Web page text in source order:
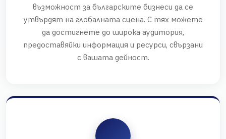
възможност за българските бизнеси да се
утвърдят на глобалната сцена. С тях можете
да достигнете до широка аудитория,
предоставяйки информация и ресурси, свързани
с вашата дейност.